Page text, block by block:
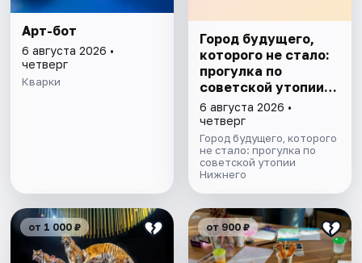
Арт-бот
6 августа 2026 •
четверг
Кварки
Город будущего,
которого не стало:
прогулка по
советской утопии
Нижнего
6 августа 2026 •
четверг
Город будущего, которого
не стало: прогулка по
советской утопии
Нижнего
от 1 000 ₽ от 900 ₽